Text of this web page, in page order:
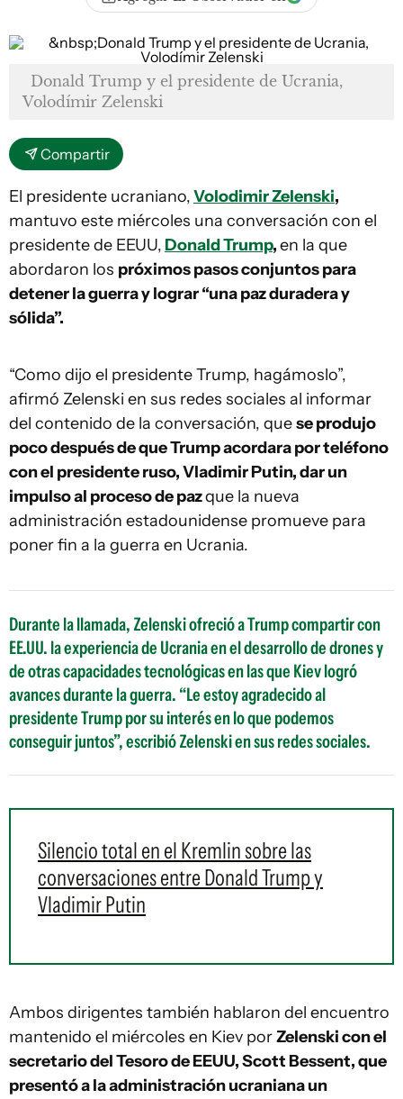
Donald Trump y el presidente de Ucrania,
Volodímir Zelenski
Compartir
El presidente ucraniano,Volodimir Zelenski,
mantuvo este miércoles una conversación con el
presidente de EEUU,Donald Trump,en la que
abordaron los próximos pasos conjuntos para
detener la guerra y lograr “una paz duradera y
sólida”.
“Como dijo el presidente Trump, hagámoslo”,
afirmó Zelenski en sus redes sociales al informar
del contenido de la conversación, quese produjo
poco después de que Trump acordara por teléfono
con el presidente ruso, Vladimir Putin, dar un
impulso al proceso de pazque la nueva
administración estadounidense promueve para
poner fin a la guerra en Ucrania.
Durante la llamada, Zelenski ofreció a Trump compartir con
EE.UU. la experiencia de Ucrania en el desarrollo de drones y
de otras capacidades tecnológicas en las que Kiev logró
avances durante la guerra. “Le estoy agradecido al
presidente Trump por su interés en lo que podemos
conseguir juntos”, escribió Zelenski en sus redes sociales.
Silencio total en el Kremlin sobre las
conversaciones entre Donald Trump y
Vladimir Putin
Ambos dirigentes también hablaron del encuentro
mantenido el miércoles en Kiev porZelenski con el
secretario del Tesoro de EEUU, Scott Bessent, que
presentó a la administración ucraniana un